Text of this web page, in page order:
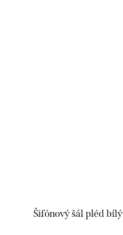
Šifónový šál pléd bílý